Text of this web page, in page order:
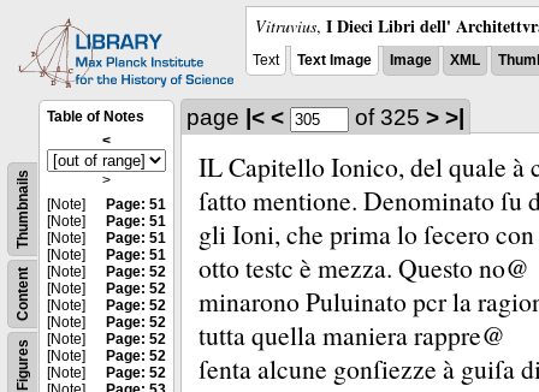
Vitruvius, I Dieci Libri dell'
Text Text Image Image XML
Figures
Content
Thumbnails
Table of Notes
<
>
[Note]
Page: 51
[Note]
Page: 51
[Note]
Page: 51
[Note]
Page: 51
[Note]
Page: 52
[Note]
Page: 52
[Note]
Page: 52
[Note]
Page: 52
[Note]
Page: 52
[Note]
Page: 52
[Note]
Page: 52
page |< < of 325 > >|
IL Capitello Ionico, del quale à
ſatto mentione. Denominato ſu
gli Ioni, che prima lo ſecero
otto testc è mezza. Questo no@
minarono Puluinato pcr la
tutta quella maniera rappre@
ſenta alcune gonſiezze à